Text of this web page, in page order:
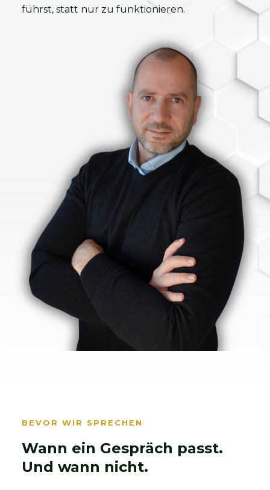
führst, statt nur zu funktionieren.
BEVOR WIR SPRECHEN
Wann ein Gespräch passt.
Und wann nicht.